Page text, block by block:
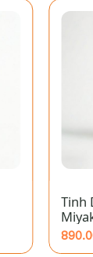
Tinh